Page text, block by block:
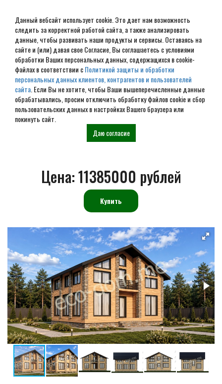
Данный вебсайт использует cookie. Это дает нам возможность
следить за корректной работой сайта, а также анализировать
данные, чтобы развивать наши продукты и сервисы. Оставаясь на
сайте и (или) давая свое Согласие, Вы соглашаетесь с условиями
обработки Ваших персональных данных, содержащихся в cookie-
файлах в соответствии сПолитикой защиты и обработки
персональных данных клиентов, контрагентов и пользователей
сайта . Если Вы не хотите, чтобы Ваши вышеперечисленные данные
обрабатывались, просим отключить обработку файлов cookie и сбор
пользовательских данных в настройках Вашего браузера или
покинуть сайт.
Даю согласие
Дом из клееного бруса под
ключ № ДиКБ-06
Главная Проекты
Дома из клееного
бруса под ключ
Проект дома из клееного бруса
под ключ ДиКБ-06
Цена:11385000 рублей
Купить